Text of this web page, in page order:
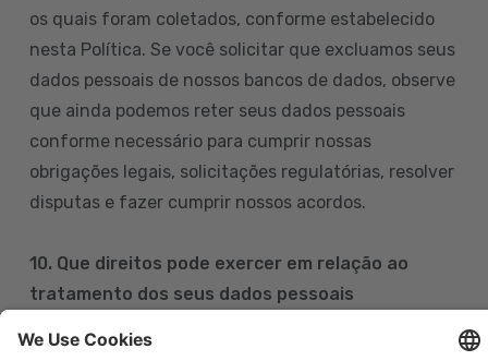
os quais foram coletados, conforme estabelecido
nesta Política. Se você solicitar que excluamos seus
dados pessoais de nossos bancos de dados, observe
que ainda podemos reter seus dados pessoais
conforme necessário para cumprir nossas
obrigações legais, solicitações regulatórias, resolver
disputas e fazer cumprir nossos acordos.
10. Que direitos pode exercer em relação ao
tratamento dos seus dados pessoais